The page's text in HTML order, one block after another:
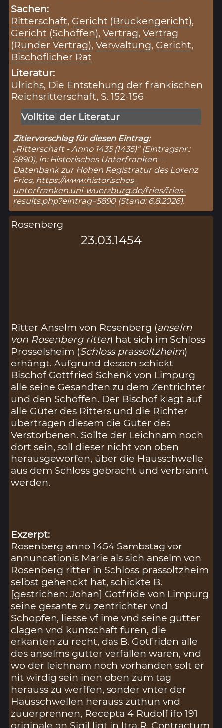
Sachen:
Ritterschaft, Gericht (Brückengericht),
Gericht (Schöffen),Vertrag,Vertrag
(Runder Vertrag),Verwaltung, Gericht,
Bischöflicher Rat
Literatur:
Ulrichs, Die Entstehung der fränkischen
Reichsritterschaft, S. 152-156
Volltitel der Literatur
Zitiervorschlag für diesen Eintrag:
„Ritterschaft - Anno 1435 (1435)“ (Eintragsnr.:
5890), in: Historisches Unterfranken –
Datenbank zur Hohen Registratur des Lorenz
Fries, https://www.historisches-
unterfranken.uni-wuerzburg.de/fries/fries-
results.php?eintrag=5890(Stand: 6.8.2026).
Rosenberg
23.03.1454
Ritter Anselm von Rosenberg (anselm
von Rosenberg ritter) hat sich im Schloss
Prosselsheim (Schloss prassoltzheim)
erhängt. Aufgrund dessen schickt
Bischof Gottfried Schenk von Limpurg
alle seine Gesandten zu dem Zentrichter
und den Schöffen. Der Bischof klagt auf
alle Güter des Ritters und die Richter
übertragen diesem die Güter des
Verstorbenen. Sollte der Leichnam noch
dort sein, soll dieser nicht von oben
herausgeworfen, über die Hausschwelle
aus dem Schloss gebracht und verbrannt
werden.
Exzerpt:
Rosenberg anno 1454 Sambstag vor
annuncationis Marie als sich anselm von
Rosenberg ritter in Schloss prassoltzheim
selbst gehenckt hat, schickte B.
[gestrichen: Johan] Gotfride von Limpurg
seine gesante zu zentrichter vnd
Schopfen, liesse vf ime vnd seine gutter
clagen vnd kuntschaft furen, die
erkanten zu recht, das B. Gotfriden alle
des anselms gutter verfallen waren, vnd
wo der leichnam noch vorhanden solt er
nit wirdig sein inen oben zum tag
herauss zu werffen, sonder vnter der
Hausschwellen herauss zuthun vnd
zuuerprennen, Recepta 4 Rudolf ifo 191
originale on Sigil ligt in ltra R. Contractum